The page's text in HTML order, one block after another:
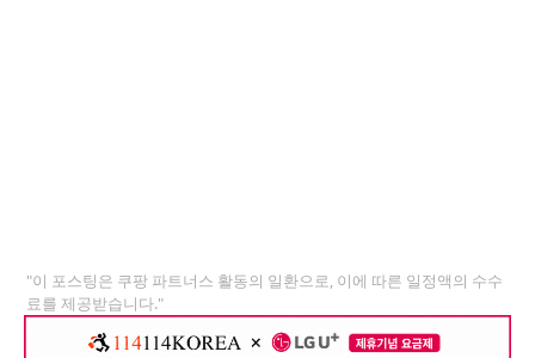
"이 포스팅은 쿠팡 파트너스 활동의 일환으로, 이에 따른 일정액의 수수
료를 제공받습니다."